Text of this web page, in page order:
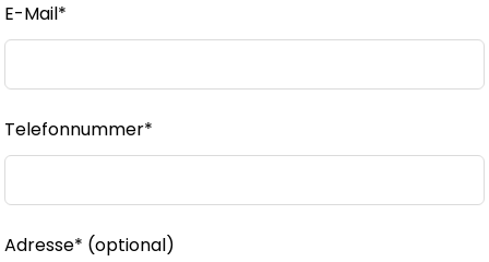
E-Mail*
Telefonnummer*
Adresse* (optional)